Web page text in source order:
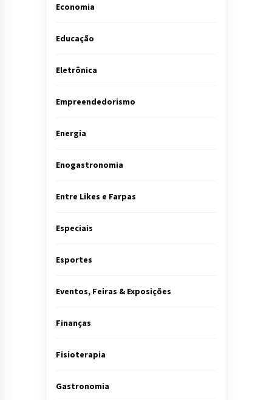
Economia
Educação
Eletrônica
Empreendedorismo
Energia
Enogastronomia
Entre Likes e Farpas
Especiais
Esportes
Eventos, Feiras & Exposições
Finanças
Fisioterapia
Gastronomia